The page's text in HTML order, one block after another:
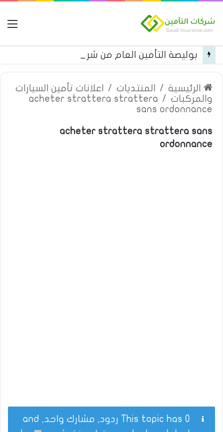
الرئيسية / المنتديات /
اعلانات تأمين السيارات
والمركبات /
acheter strattera strattera
sans ordonnance
acheter strattera strattera sans
ordonnance
This topic has 0 ردود, مشارك واحد, and